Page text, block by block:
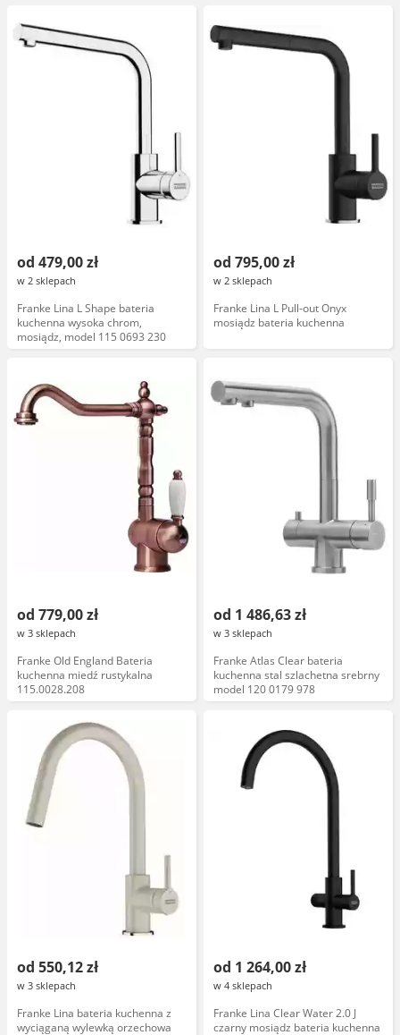
od 479,00 zł
w 2 sklepach
Franke Lina L Shape bateria
kuchenna wysoka chrom,
mosiądz, model 115 0693 230
od 795,00 zł
w 2 sklepach
Franke Lina L Pull-out Onyx
mosiądz bateria kuchenna
od 779,00 zł
w 3 sklepach
Franke Old England Bateria
kuchenna miedź rustykalna
115.0028.208
od 1 486,63 zł
w 3 sklepach
Franke Atlas Clear bateria
kuchenna stal szlachetna srebrny
model 120 0179 978
od 550,12 zł
w 3 sklepach
Franke Lina bateria kuchenna z
wyciąganą wylewką orzechowa
od 1 264,00 zł
w 4 sklepach
Franke Lina Clear Water 2.0 J
czarny mosiądz bateria kuchenna